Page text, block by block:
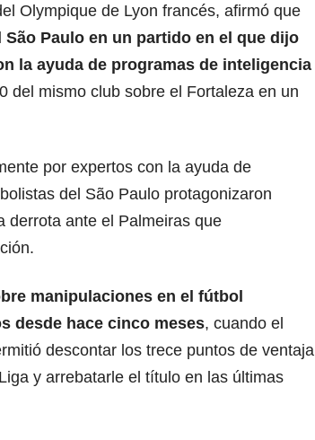
Olympique de Lyon francés, afirmó que
São Paulo en un partido en el que dijo
la ayuda de programas de inteligencia
del mismo club sobre el Fortaleza en un
por expertos con la ayuda de
del São Paulo protagonizaron
derrota ante el Palmeiras que
manipulaciones en el fútbol
desde hace cinco meses, cuando el
descontar los trece puntos de ventaja
y arrebatarle el título en las últimas